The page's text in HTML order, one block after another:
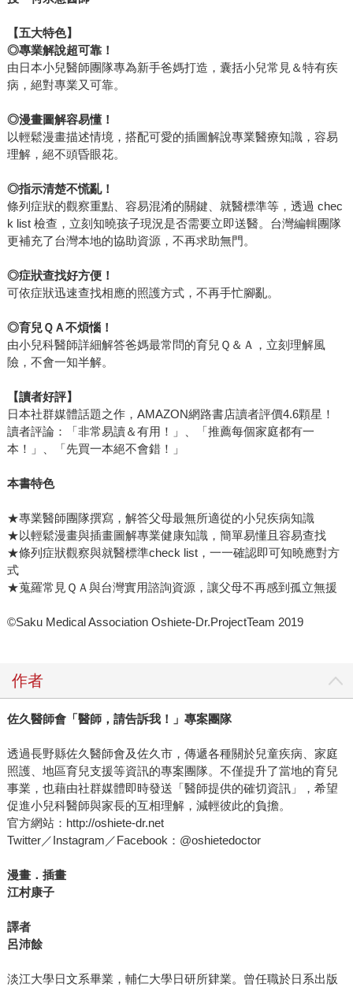
【五大特色】
◎專業解說超可靠！
由日本小兒醫師團隊專為新手爸媽打造，囊括小兒常見＆特有疾
病，絕對專業又可靠。
◎漫畫圖解容易懂！
以輕鬆漫畫描述情境，搭配可愛的插圖解說專業醫療知識，容易
理解，絕不頭昏眼花。
◎指示清楚不慌亂！
條列症狀的觀察重點、容易混淆的關鍵、就醫標準等，透過 chec
k list 檢查，立刻知曉孩子現況是否需要立即送醫。台灣編輯團隊
更補充了台灣本地的協助資源，不再求助無門。
◎症狀查找好方便！
可依症狀迅速查找相應的照護方式，不再手忙腳亂。
◎育兒ＱＡ不煩惱！
由小兒科醫師詳細解答爸媽最常問的育兒Ｑ＆Ａ，立刻理解風
險，不會一知半解。
【讀者好評】
日本社群媒體話題之作，AMAZON網路書店讀者評價4.6顆星！
讀者評論：「非常易讀＆有用！」、「推薦每個家庭都有一
本！」、「先買一本絕不會錯！」
本書特色
★專業醫師團隊撰寫，解答父母最無所適從的小兒疾病知識
★以輕鬆漫畫與插畫圖解專業健康知識，簡單易懂且容易查找
★條列症狀觀察與就醫標準check list，一一確認即可知曉應對方
式
★蒐羅常見ＱＡ與台灣實用諮詢資源，讓父母不再感到孤立無援
©Saku Medical Association Oshiete-Dr.ProjectTeam 2019
作者
佐久醫師會「醫師，請告訴我！」專案團隊
透過長野縣佐久醫師會及佐久市，傳遞各種關於兒童疾病、家庭
照護、地區育兒支援等資訊的專案團隊。不僅提升了當地的育兒
事業，也藉由社群媒體即時發送「醫師提供的確切資訊」，希望
促進小兒科醫師與家長的互相理解，減輕彼此的負擔。
官方網站：http://oshiete-dr.net
Twitter／Instagram／Facebook：@oshietedoctor
漫畫．插畫
江村康子
譯者
呂沛餘
淡江大學日文系畢業，輔仁大學日研所肄業。曾任職於日系出版